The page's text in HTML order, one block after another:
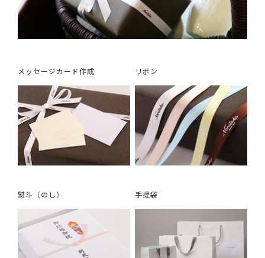
メッセージカード作成 リボン
熨斗（のし） 手提袋